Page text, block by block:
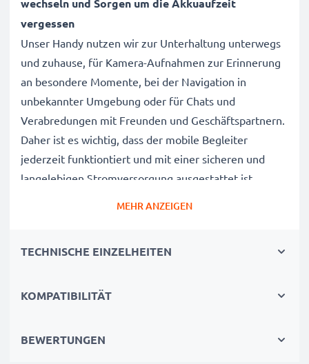
wechseln und Sorgen um die Akkuaufzeit
vergessen
Unser Handy nutzen wir zur Unterhaltung unterwegs
und zuhause, für Kamera-Aufnahmen zur Erinnerung
an besondere Momente, bei der Navigation in
unbekannter Umgebung oder für Chats und
Verabredungen mit Freunden und Geschäftspartnern.
Daher ist es wichtig, dass der mobile Begleiter
jederzeit funktiontiert und mit einer sicheren und
langelebigen Stromversorgung ausgestattet ist.
speziell für das N86 8MP, N85, C7-00, X7-00, Oro, 701
Mit diesem, neuen Akku hat Ihr Mobiltelefon mehr als
MEHR ANZEIGEN
TECHNISCHE EINZELHEITEN
KOMPATIBILITÄT
BEWERTUNGEN